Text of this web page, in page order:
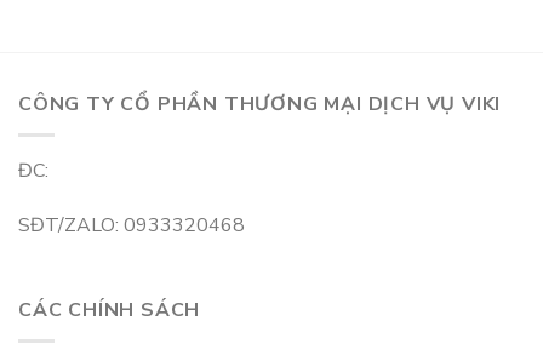
CÔNG TY CỔ PHẦN THƯƠNG MẠI DỊCH VỤ VIKI
ĐC:
SĐT/ZALO: 0933320468
CÁC CHÍNH SÁCH